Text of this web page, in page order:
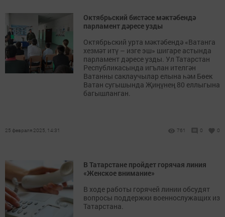
Октябрьский бистәсе мәктәбендә
парламент дәресе узды
Октябрьский урта мәктәбендә «Ватанга
хезмәт итү – изге эш» шигаре астында
парламент дәресе узды. Ул Татарстан
Республикасында игълан ителгән
Ватанны саклаучылар елына һәм Бөек
Ватан сугышында Җиңүнең 80 еллыгына
багышланган.
25 февраля 2025, 14:31 761 0 0
В Татарстане пройдет горячая линия
«Женское внимание»
В ходе работы горячей линии обсудят
вопросы поддержки военнослужащих из
Татарстана.